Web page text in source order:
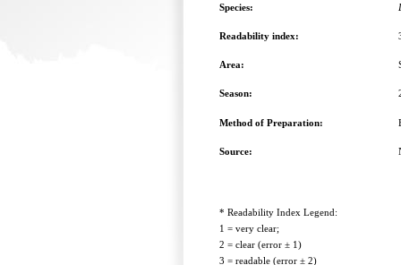
Species:
Readability index:
Area:
Season:
Method of Preparation:
Source:
* Readability Index Legend:
1 = very clear;
2 = clear (error ± 1)
3 = readable (error ± 2)